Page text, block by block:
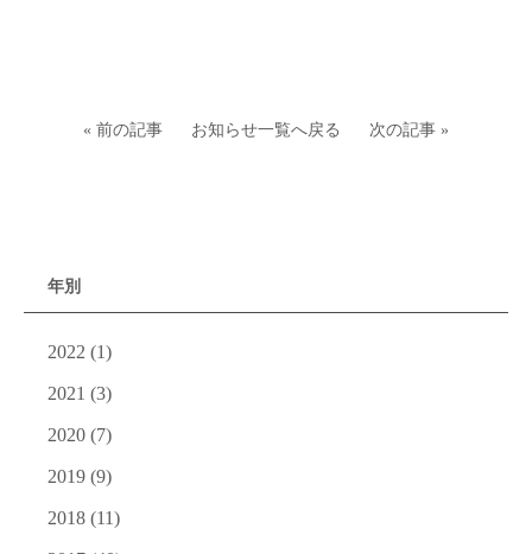
« 前の記事 お知らせ一覧へ戻る 次の記事 »
年別
2022 (1)
2021 (3)
2020 (7)
2019 (9)
2018 (11)